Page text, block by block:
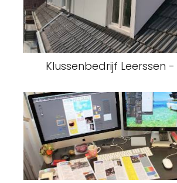
Klussenbedrijf Leerssen